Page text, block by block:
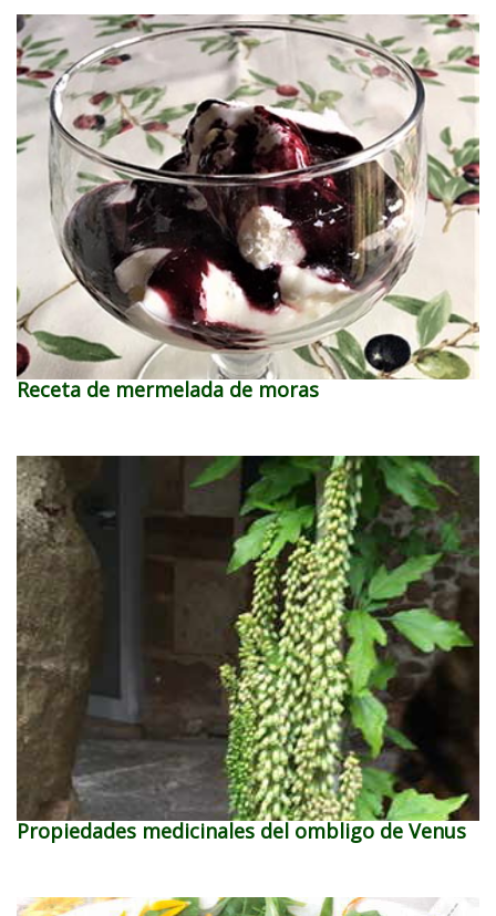
Receta de mermelada de moras
Propiedades medicinales del ombligo de Venus